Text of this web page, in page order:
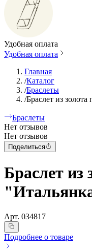
Удобная оплата
Удобная оплата
Главная
/Каталог
/Браслеты
/Браслет из
Браслеты
Нет отзывов
Нет отзывов
Поделиться
Браслет из
Арт. 034817
Подробнее о товаре